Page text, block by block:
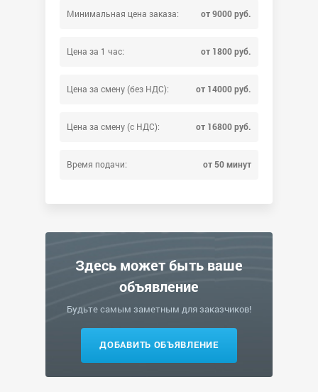
Минимальная цена заказа: от 9000 руб.
Цена за 1 час: от 1800 руб.
Цена за смену (без НДС): от 14000 руб.
Цена за смену (с НДС): от 16800 руб.
Время подачи: от 50 минут
Здесь может быть ваше
объявление
Будьте самым заметным для заказчиков!
ДОБАВИТЬ ОБЪЯВЛЕНИЕ